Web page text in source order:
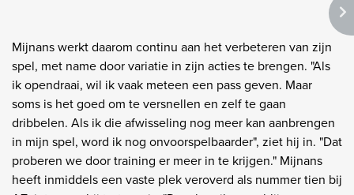
Mijnans werkt daarom continu aan het verbeteren van zijn
spel, met name door variatie in zijn acties te brengen. "Als
ik opendraai, wil ik vaak meteen een pass geven. Maar
soms is het goed om te versnellen en zelf te gaan
dribbelen. Als ik die afwisseling nog meer kan aanbrengen
in mijn spel, word ik nog onvoorspelbaarder", ziet hij in. "Dat
proberen we door training er meer in te krijgen." Mijnans
heeft inmiddels een vaste plek veroverd als nummer tien bij